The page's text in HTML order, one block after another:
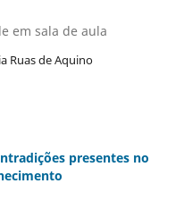
em sala de aula
Ruas de Aquino
presentes no